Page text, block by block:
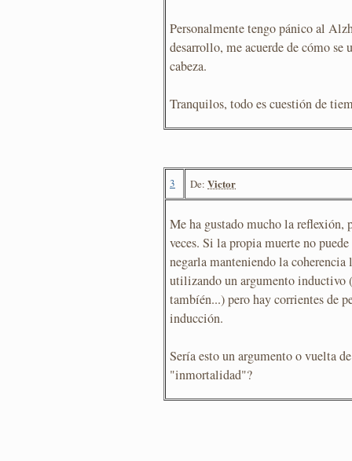
Personalmente tengo pánico al
desarrollo, me acuerde de cómo
cabeza.
Tranquilos, todo es cuestión de
3 De: Victor
Me ha gustado mucho la reflexión,
veces. Si la propia muerte no
negarla manteniendo la
utilizando un argumento inductivo
tambíén...) pero hay corrientes de
inducción.
Sería esto un argumento o vuelta
"inmortalidad"?